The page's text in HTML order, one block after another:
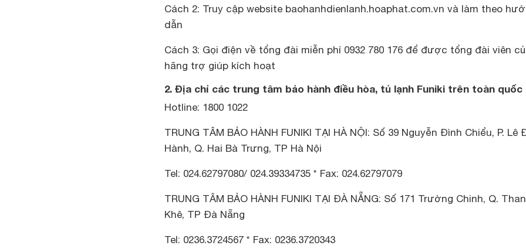
Cách 2: Truy cập website baohanhdienlanh.hoaphat.com.vn và làm theo
dẫn
Cách 3: Gọi điện về tổng đài miễn phí 0932 780 176 để được tổng đài viên
hãng trợ giúp kích hoạt
2. Địa chỉ các trung tâm bảo hành điều hòa, tủ lạnh Funiki trên toàn quốc
Hotline: 1800 1022
TRUNG TÂM BẢO HÀNH FUNIKI TẠI HÀ NỘI: Số 39 Nguyễn Đình Chiểu, P. Lê
Hành, Q. Hai Bà Trưng, TP Hà Nội
Tel: 024.62797080/ 024.39334735 * Fax: 024.62797079
TRUNG TÂM BẢO HÀNH FUNIKI TẠI ĐÀ NẴNG: Số 171 Trường Chinh, Q.
Khê, TP Đà Nẵng
Tel: 0236.3724567 * Fax: 0236.3720343